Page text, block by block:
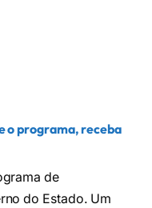
o programa, receba
de
do Estado. Um